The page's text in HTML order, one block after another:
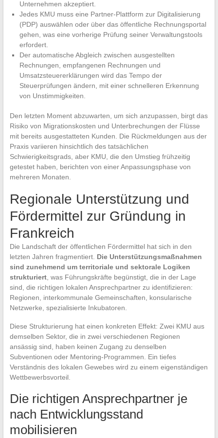
Unternehmen akzeptiert.
Jedes KMU muss eine Partner-Plattform zur Digitalisierung
(PDP) auswählen oder über das öffentliche Rechnungsportal
gehen, was eine vorherige Prüfung seiner Verwaltungstools
erfordert.
Der automatische Abgleich zwischen ausgestellten
Rechnungen, empfangenen Rechnungen und
Umsatzsteuererklärungen wird das Tempo der
Steuerprüfungen ändern, mit einer schnelleren Erkennung
von Unstimmigkeiten.
Den letzten Moment abzuwarten, um sich anzupassen, birgt das
Risiko von Migrationskosten und Unterbrechungen der Flüsse
mit bereits ausgestatteten Kunden. Die Rückmeldungen aus der
Praxis variieren hinsichtlich des tatsächlichen
Schwierigkeitsgrads, aber KMU, die den Umstieg frühzeitig
getestet haben, berichten von einer Anpassungsphase von
mehreren Monaten.
Regionale Unterstützung und
Fördermittel zur Gründung in
Frankreich
Die Landschaft der öffentlichen Fördermittel hat sich in den
letzten Jahren fragmentiert. Die Unterstützungsmaßnahmen
sind zunehmend um territoriale und sektorale Logiken
strukturiert, was Führungskräfte begünstigt, die in der Lage
sind, die richtigen lokalen Ansprechpartner zu identifizieren:
Regionen, interkommunale Gemeinschaften, konsularische
Netzwerke, spezialisierte Inkubatoren.
Diese Strukturierung hat einen konkreten Effekt: Zwei KMU aus
demselben Sektor, die in zwei verschiedenen Regionen
ansässig sind, haben keinen Zugang zu denselben
Subventionen oder Mentoring-Programmen. Ein tiefes
Verständnis des lokalen Gewebes wird zu einem eigenständigen
Wettbewerbsvorteil.
Die richtigen Ansprechpartner je
nach Entwicklungsstand
mobilisieren